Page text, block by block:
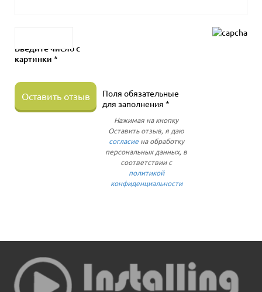
Введите число с
картинки *
Оставить отзыв
Поля обязательные
для заполнения *
Нажимая на кнопку
Оставить отзыв, я даю
согласиена обработку
персональных данных, в
соответствии с
политикой
конфиденциальности